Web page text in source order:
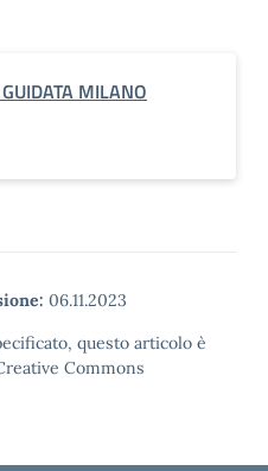
MILANO
06.11.2023
questo articolo è
Commons